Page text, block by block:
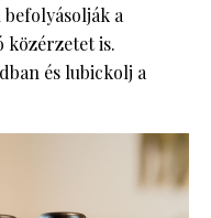
a
közérzetet is.
és lubickolj a